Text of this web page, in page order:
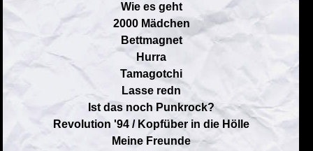
Wie es geht
2000 Mädchen
Bettmagnet
Hurra
Tamagotchi
Lasse redn
Ist das noch Punkrock?
Revolution '94 / Kopfüber in die Hölle
Meine Freunde